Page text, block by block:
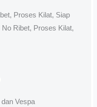
Proses Kilat, Siap
Ribet, Proses Kilat,
Vespa